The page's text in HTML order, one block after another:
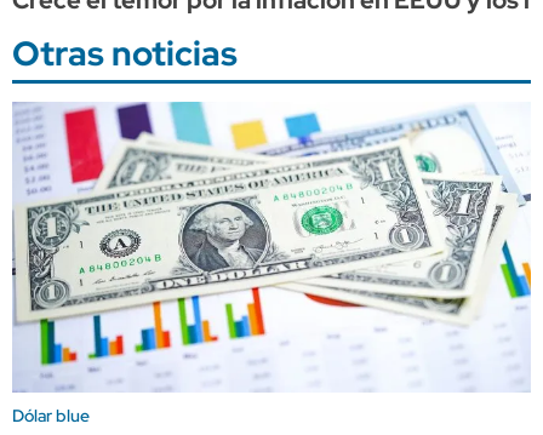
Otras noticias
Dólar blue